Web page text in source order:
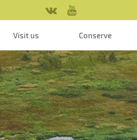
Visit us Conserve